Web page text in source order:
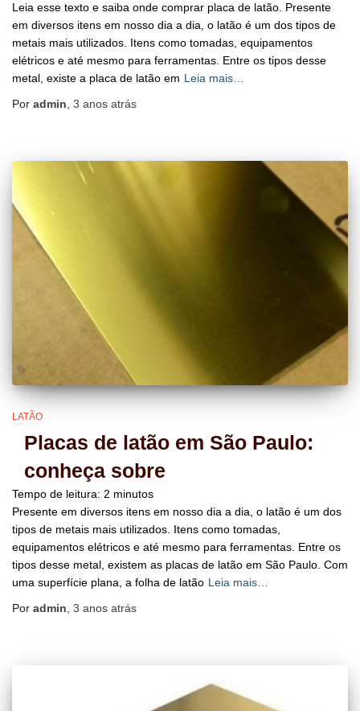
Leia esse texto e saiba onde comprar placa de latão. Presente
em diversos itens em nosso dia a dia, o latão é um dos tipos de
metais mais utilizados. Itens como tomadas, equipamentos
elétricos e até mesmo para ferramentas. Entre os tipos desse
metal, existe a placa de latão em Leia mais…
Por admin, 3 anos atrás
LATÃO
Placas de latão em São Paulo:
conheça sobre
Tempo de leitura: 2 minutos
Presente em diversos itens em nosso dia a dia, o latão é um dos
tipos de metais mais utilizados. Itens como tomadas,
equipamentos elétricos e até mesmo para ferramentas. Entre os
tipos desse metal, existem as placas de latão em São Paulo. Com
uma superfície plana, a folha de latão Leia mais…
Por admin 3 anos atrás